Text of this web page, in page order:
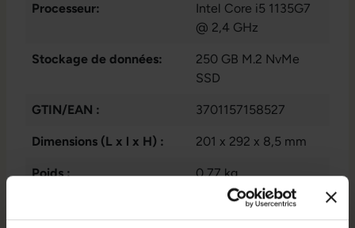
Processeur:
Intel Core i5 1135G7
@ 2,4 GHz
Stockage de données:
250 GB M.2 NvMe
SSD
GTIN/EAN : 3701157158527
Dimensions (L x l x H) : 201 x 292 x 8,5 mm
Poids : 0,77 kg